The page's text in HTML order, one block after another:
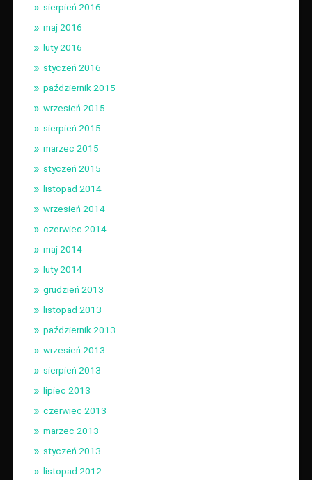
sierpień 2016
maj 2016
luty 2016
styczeń 2016
październik 2015
wrzesień 2015
sierpień 2015
marzec 2015
styczeń 2015
listopad 2014
wrzesień 2014
czerwiec 2014
maj 2014
luty 2014
grudzień 2013
listopad 2013
październik 2013
wrzesień 2013
sierpień 2013
lipiec 2013
czerwiec 2013
marzec 2013
styczeń 2013
listopad 2012